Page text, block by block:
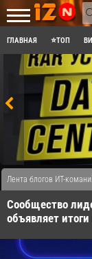
ГЛАВНАЯ ⭐ТОП
Лента блогов ИТ-
Сообщество
объявляет